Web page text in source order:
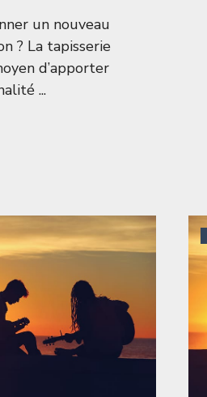
un nouveau
? La tapisserie
d’apporter
...